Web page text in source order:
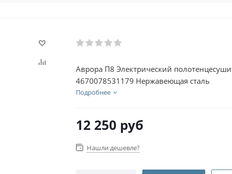
Аврора П8 Электрический
4670078531179 Нержавеющая сталь
Подробнее
12 250 руб
Нашли дешевле?